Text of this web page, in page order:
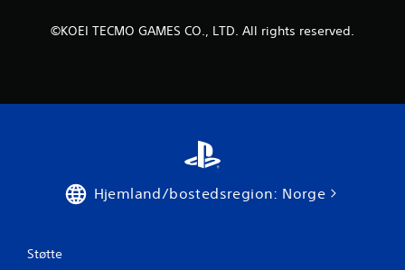
a
8
r
©KOEI TECMO GAMES CO., LTD. All rights reserved.
Hjemland/bostedsregion: Norge
Støtte